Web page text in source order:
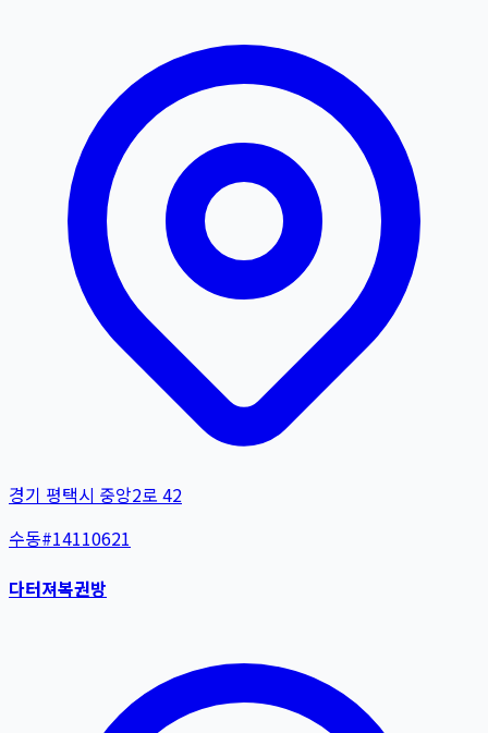
경기 평택시 중앙2로 42
수동#14110621
다터져복권방